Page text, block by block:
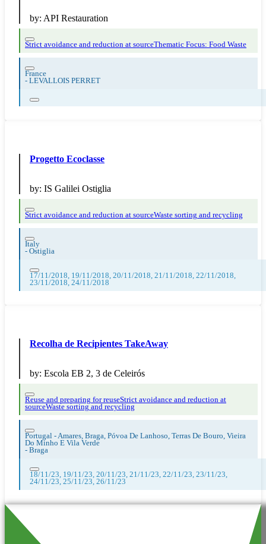
by: API Restauration
Strict avoidance and reduction at sourceThematic Focus: Food Waste
France
- LEVALLOIS PERRET
Progetto Ecoclasse
by: IS Galilei Ostiglia
Strict avoidance and reduction at sourceWaste sorting and recycling
Italy
- Ostiglia
17/11/2018, 19/11/2018, 20/11/2018, 21/11/2018, 22/11/2018,
23/11/2018, 24/11/2018
Recolha de Recipientes TakeAway
by: Escola EB 2, 3 de Celeirós
Reuse and preparing for reuseStrict avoidance and reduction at
sourceWaste sorting and recycling
Portugal - Amares, Braga, Póvoa De Lanhoso, Terras De Bouro, Vieira
Do Minho E Vila Verde
- Braga
18/11/23, 19/11/23, 20/11/23, 21/11/23, 22/11/23, 23/11/23,
24/11/23, 25/11/23, 26/11/23